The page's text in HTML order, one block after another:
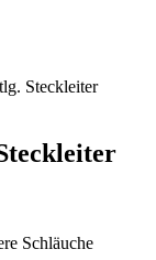
Steckleiter
Schläuche